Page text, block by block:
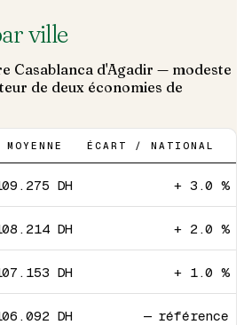
ville
Casablanca d'Agadir — modeste
de deux économies de
ÉCART / NATIONAL
DH + 3.0 %
DH + 2.0 %
DH + 1.0 %
DH — référence